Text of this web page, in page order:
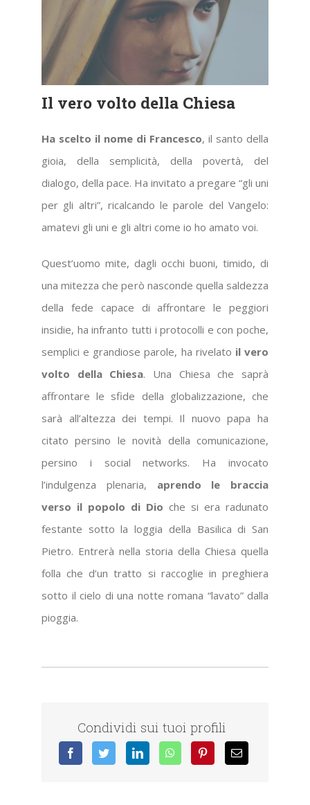
Il vero volto della Chiesa
Ha scelto il nome di Francesco, il santo della
gioia, della semplicità, della povertà, del
dialogo, della pace. Ha invitato a pregare “gli uni
per gli altri”, ricalcando le parole del Vangelo:
amatevi gli uni e gli altri come io ho amato voi.
Quest’uomo mite, dagli occhi buoni, timido, di
una mitezza che però nasconde quella saldezza
della fede capace di affrontare le peggiori
insidie, ha infranto tutti i protocolli e con poche,
semplici e grandiose parole, ha rivelato il vero
volto della Chiesa. Una Chiesa che saprà
affrontare le sfide della globalizzazione, che
sarà all’altezza dei tempi. Il nuovo papa ha
citato persino le novità della comunicazione,
persino i social networks. Ha invocato
l’indulgenza plenaria, aprendo le braccia
verso il popolo di Dio che si era radunato
festante sotto la loggia della Basilica di San
Pietro. Entrerà nella storia della Chiesa quella
folla che d’un tratto si raccoglie in preghiera
sotto il cielo di una notte romana “lavato” dalla
pioggia.
Condividi sui tuoi profili